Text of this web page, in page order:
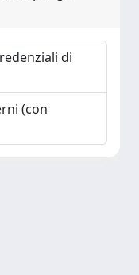
di
(con